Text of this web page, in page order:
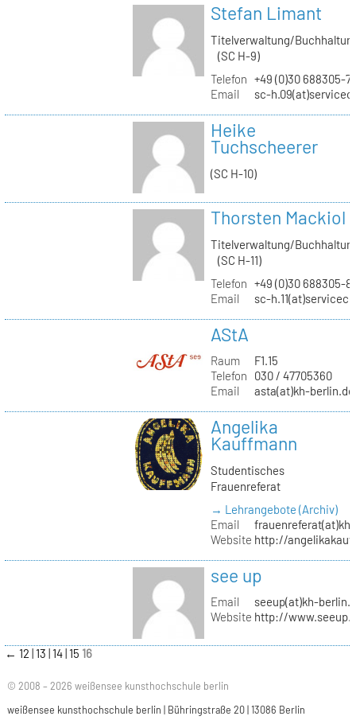
Stefan Limant
Titelverwaltung/
(SC H-9)
Telefon +49 (0)30 688305-
Email
sc-
Heike
Tuchscheerer
(SC H-10)
Thorsten Mackiol
Titelverwaltung/
(SC H-11)
Telefon +49 (0)30 688305-
Email
sc-
AStA
Raum
F1.15
Telefon
030 / 47705360
Email
asta(at)kh-berlin.de
Angelika
Kauffmann
Studentisches
Frauenreferat
→ Lehrangebote (Archiv)
Email
Website http://
see up
Email
seeup(at)kh-
Website http://
← 12 13 14 15 16
© 2008 – 2026 weißensee kunsthochschule berlin
weißensee kunsthochschule berlin | Bühringstraße 20 | 13086 Berlin